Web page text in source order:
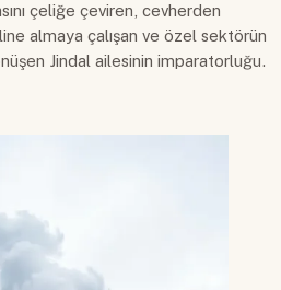
çeliğe çeviren, cevherden
almaya çalışan ve özel sektörün
Jindal ailesinin imparatorluğu.